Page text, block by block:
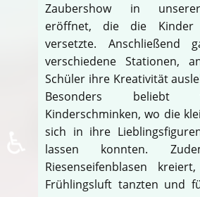
Zaubershow in
eröffnet, die die Kinder
versetzte. Anschließend
verschiedene Stationen,
Schüler ihre Kreativität
Besonders
Kinderschminken, wo die
sich in ihre
lassen konnten.
Riesenseifenblasen
Frühlingsluft tanzten und